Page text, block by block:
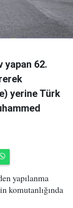
yapan 62.
yerine Türk
yapılanma
komutanlığında